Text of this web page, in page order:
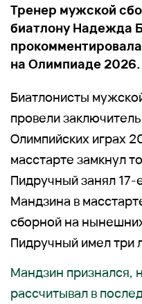
Тренер мужской
биатлону Надежда
на Олимпиаде 2026.
Биатлонисты
провели
Олимпийских играх
масстарте замкнул
Пидручный занял
Мандзина в
сборной на
Пидручный имел три
Мандзин признался,
рассчитывал в